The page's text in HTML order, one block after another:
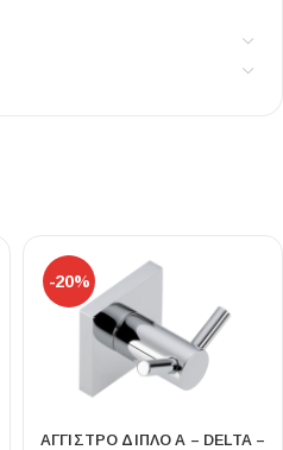
-20%
ΑΓΓΙΣΤΡΟ ΔΙΠΛΟ Α – DELTA –